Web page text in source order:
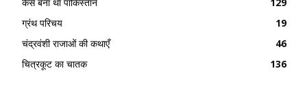
कैसे बना था पाकिस्तान
129
ग्रंथ परिचय
19
चंद्रवंशी राजाओं की कथाएँ
46
चित्रकूट का चातक
136